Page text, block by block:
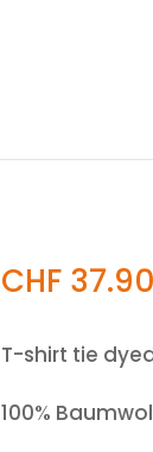
CHF37.90
T-shirt tie
100%